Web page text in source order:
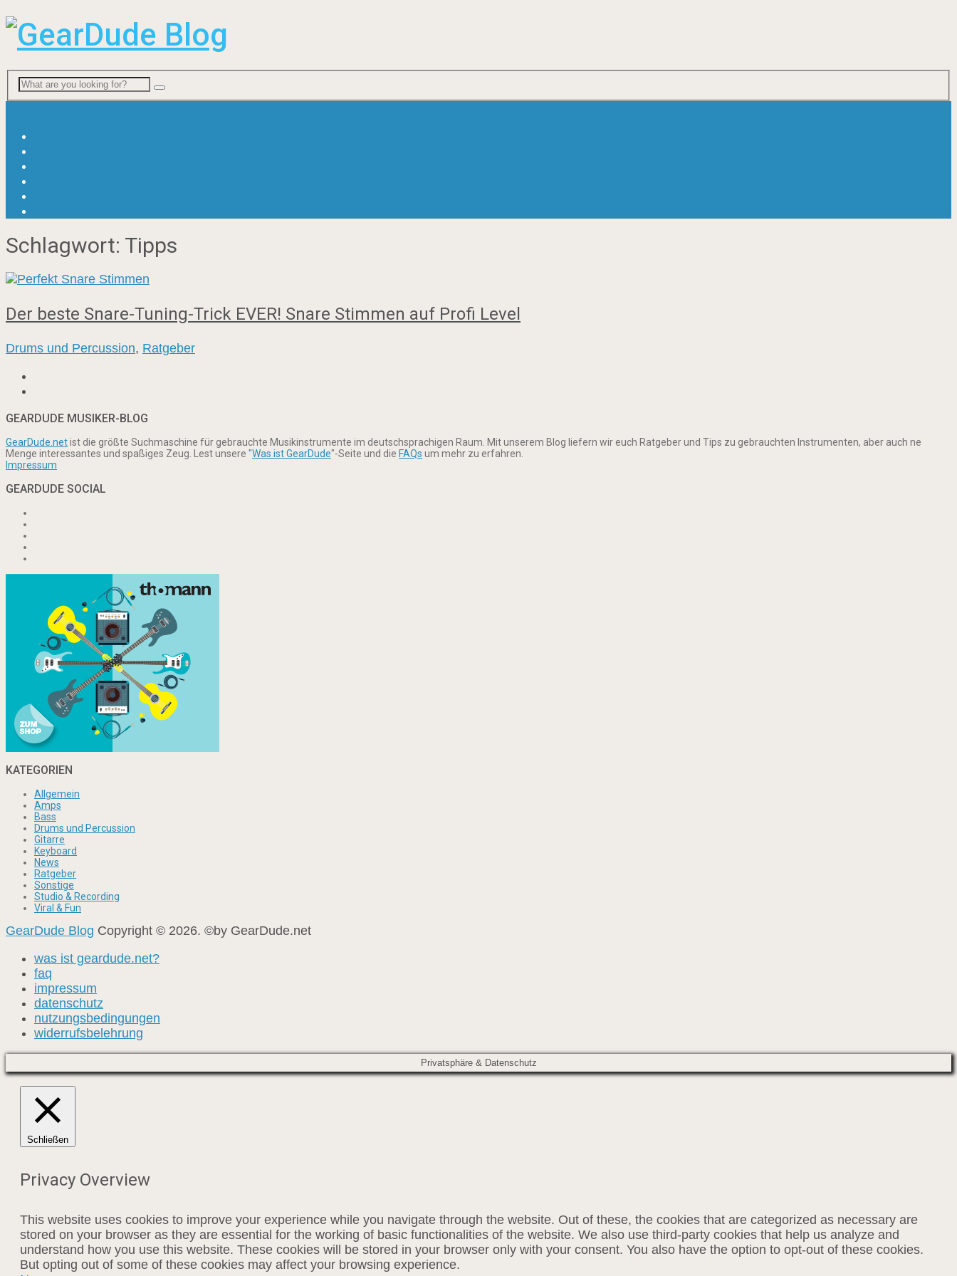
Schlagwort: Tipps
Der beste Snare-Tuning-Trick EVER! Snare Stimmen auf Profi Level
Drums und Percussion, Ratgeber
GEARDUDE MUSIKER-BLOG
GearDude.netist die größte Suchmaschine für gebrauchte Musikinstrumente im deutschsprachigen Raum. Mit unserem Blog liefern wir euch Ratgeber und Tips zu gebrauchten Instrumenten, aber auch ne
Menge interessantes und spaßiges Zeug. Lest unsere "Was ist GearDude"-Seite und die FAQs um mehr zu erfahren.
Impressum
GEARDUDE SOCIAL
KATEGORIEN
Allgemein
Amps
Bass
Drums und Percussion
Gitarre
Keyboard
News
Ratgeber
Sonstige
Studio & Recording
Viral & Fun
GearDude Blog Copyright © 2026. ©by GearDude.net
was ist geardude.net?
faq
impressum
datenschutz
nutzungsbedingungen
widerrufsbelehrung
Privatsphäre & Datenschutz
Schließen
Privacy Overview
This website uses cookies to improve your experience while you navigate through the website. Out of these, the cookies that are categorized as necessary are
stored on your browser as they are essential for the working of basic functionalities of the website. We also use third-party cookies that help us analyze and
understand how you use this website. These cookies will be stored in your browser only with your consent. You also have the option to opt-out of these cookies.
But opting out of some of these cookies may affect your browsing experience.